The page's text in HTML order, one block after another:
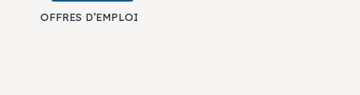
OFFRES D’EMPLOI